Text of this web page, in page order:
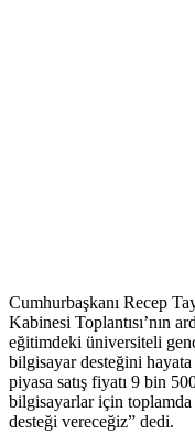
Cumhurbaşkanı Recep
Kabinesi Toplantısı’nın
eğitimdeki üniversiteli
bilgisayar desteğini
piyasa satış fiyatı 9 bin
bilgisayarlar için
desteği vereceğiz” dedi.